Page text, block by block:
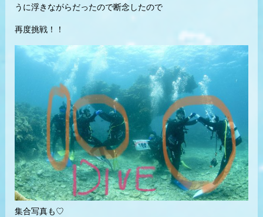
うに浮きながらだったので断念したので
再度挑戦！！
集合写真も♡